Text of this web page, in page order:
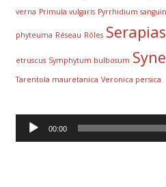
verna Primula vulgaris Pyrrhidium
phyteuma Réseau Rôles
etruscus Symphytum bulbosum
Tarentola mauretanica Veronica persica
Lecteur
audio
00:00